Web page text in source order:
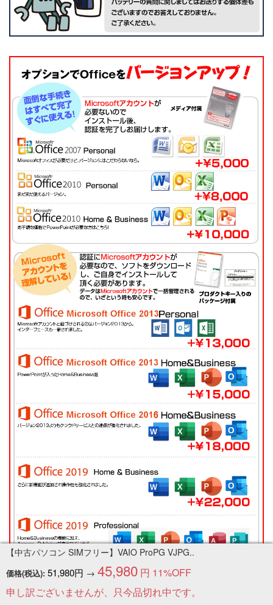
【中古パソコン SIMフリー】VAIO ProPG VJPG..
価格(税込): 51,980円 → 45,980 円 11%OFF
申し訳ございませんが、只今品切れ中です。